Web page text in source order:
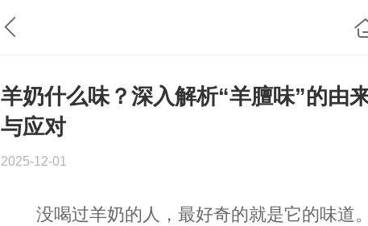
羊奶什么味？深入解析“羊膻味”的由
与应对
2025-12-01
没喝过羊奶的人，最好奇的就是它的味道